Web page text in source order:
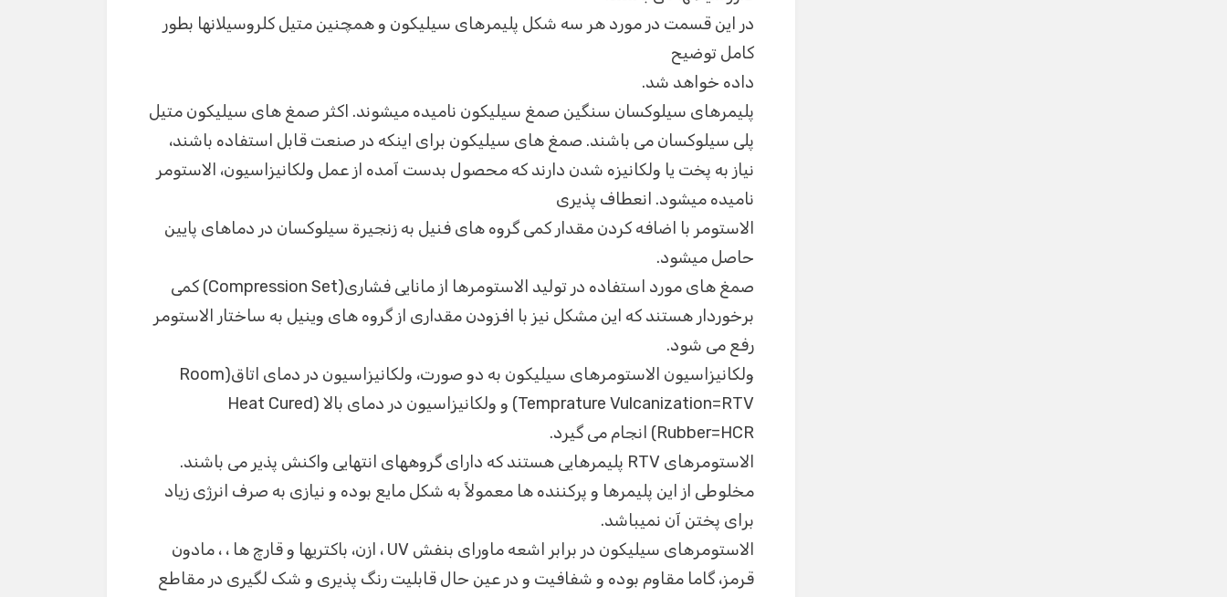
در این قسمت در مورد هر سه شکل پلیمرهای سیلیکون و همچنین متیل کلروسیلانها بطور
کامل توضیح
داده خواهد شد.
پلیمرهای سیلوکسان سنگین صمغ سیلیکون نامیده میشوند. اکثر صمغ های سیلیکون متیل
پلی سیلوکسان می باشند. صمغ های سیلیکون برای اینکه در صنعت قابل استفاده باشند،
نیاز به پخت یا ولکانیزه شدن دارند که محصول بدست آمده از عمل ولکانیزاسیون، الاستومر
نامیده میشود. انعطاف پذیری
الاستومر با اضافه کردن مقدار کمی گروه های فنیل به زنجیرة سیلوکسان در دماهای پایین
حاصل میشود.
صمغ های مورد استفاده در تولید الاستومرها از مانایی فشاری(Compression Set) کمی
برخوردار هستند که این مشکل نیز با افزودن مقداری از گروه های وینیل به ساختار الاستومر
رفع می شود.
ولکانیزاسیون الاستومرهای سیلیکون به دو صورت، ولکانیزاسیون در دمای اتاق(Room
Temprature Vulcanization=RTV) و ولکانیزاسیون در دمای بالا (Heat Cured
Rubber=HCR) انجام می گیرد.
الاستومرهای RTV پلیمرهایی هستند که دارای گروههای انتهایی واکنش پذیر می باشند.
مخلوطی از این پلیمرها و پرکننده ها معمولاً به شکل مایع بوده و نیازی به صرف انرژی زیاد
برای پختن آن نمیباشد.
الاستومرهای سیلیکون در برابر اشعه ماورای بنفش UV ، ازن، باکتریها و قارچ ها ، ، مادون
قرمز، گاما مقاوم بوده و شفافیت و در عین حال قابلیت رنگ پذیری و شک لگیری در مقاطع